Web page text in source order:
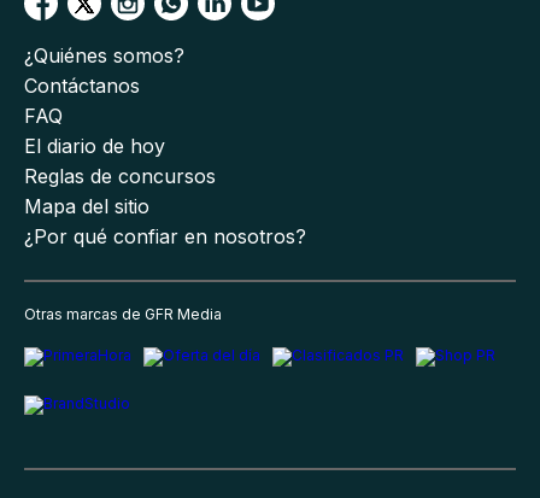
¿Quiénes somos?
Contáctanos
FAQ
El diario de hoy
Reglas de concursos
Mapa del sitio
¿Por qué confiar en nosotros?
Otras marcas de GFR Media